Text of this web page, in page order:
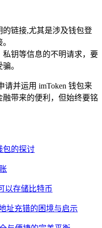
链接,尤其是涉及钱包登
私钥等信息的不明请求，要
。
并运用 imToken 钱包来
带来的便利，但始终要铭
包的探讨
以存储比特币
址充错的困境与启示